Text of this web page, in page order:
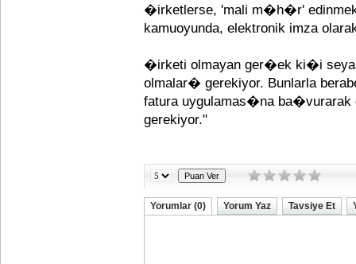
�irketlerse, 'mali m�h�r'
kamuoyunda, elektronik imza
�irketi olmayan ger�ek ki�i
olmalar� gerekiyor. Bunlarla
fatura uygulamas�na
gerekiyor."
Yorumlar (0) Yorum Yaz Tavsiye Et